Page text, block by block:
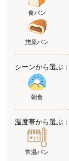
食パン
惣菜パン
シーンから選ぶ：
朝食
温度帯から選ぶ：
常温パン